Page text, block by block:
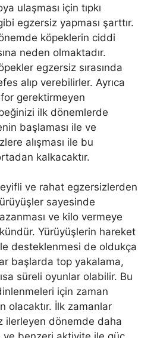
ulaşması için tıpkı
egzersiz yapması şarttır.
köpeklerin ciddi
neden olmaktadır.
egzersiz sırasında
alıp verebilirler. Ayrıca
gerektirmeyen
ilk dönemlerde
başlaması ile ve
alışması ile bu
kalkacaktır.
ve rahat egzersizlerden
sayesinde
ve kilo vermeye
Yürüyüşlerin hareket
desteklenmesi de oldukça
başlarda top yakalama,
süreli oyunlar olabilir. Bu
için zaman
olacaktır. İlk zamanlar
ilerleyen dönemde daha